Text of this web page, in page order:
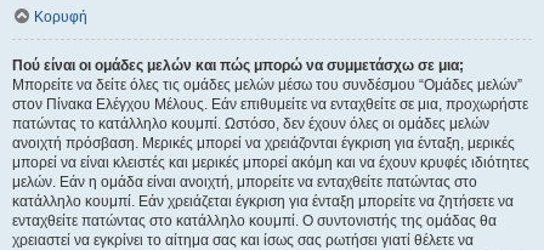
Κορυφή
Πού είναι οι ομάδες μελών και πώς μπορώ να συμμετάσχω σε μια;
Μπορείτε να δείτε όλες τις ομάδες μελών μέσω του συνδέσμου “Ομάδες μελών”
στον Πίνακα Ελέγχου Μέλους. Εάν επιθυμείτε να ενταχθείτε σε μια, προχωρήστε
πατώντας το κατάλληλο κουμπί. Ωστόσο, δεν έχουν όλες οι ομάδες μελών
ανοιχτή πρόσβαση. Μερικές μπορεί να χρειάζονται έγκριση για ένταξη, μερικές
μπορεί να είναι κλειστές και μερικές μπορεί ακόμη και να έχουν κρυφές ιδιότητες
μελών. Εάν η ομάδα είναι ανοιχτή, μπορείτε να ενταχθείτε πατώντας στο
κατάλληλο κουμπί. Εάν χρειάζεται έγκριση για ένταξη μπορείτε να ζητήσετε να
ενταχθείτε πατώντας στο κατάλληλο κουμπί. Ο συντονιστής της ομάδας θα
χρειαστεί να εγκρίνει το αίτημα σας και ίσως σας ρωτήσει γιατί θέλετε να